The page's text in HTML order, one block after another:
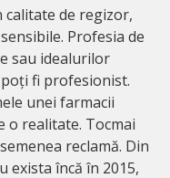
calitate de regizor,
Profesia de
sau idealurilor
fi profesionist.
unei farmacii
o realitate. Tocmai
reclamă. Din
exista încă în 2015,